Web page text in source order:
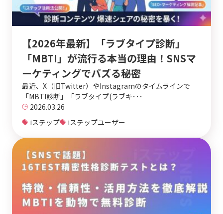
【2026年最新】「ラブタイプ診断」
「MBTI」が流行る本当の理由！SNSマ
ーケティングでバズる秘密
最近、X（旧Twitter）やInstagramのタイムラインで
「MBTI診断」「ラブタイプ(ラブキ･･･
2026.03.26
iステップ
iステップユーザー